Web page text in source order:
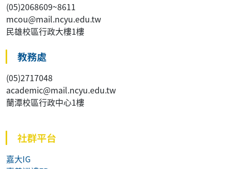
(05)2068609~8611
mcou@mail.ncyu.edu.tw
民雄校區行政大樓1樓
教務處
(05)2717048
academic@mail.ncyu.edu.tw
蘭潭校區行政中心1樓
社群平台
嘉大IG